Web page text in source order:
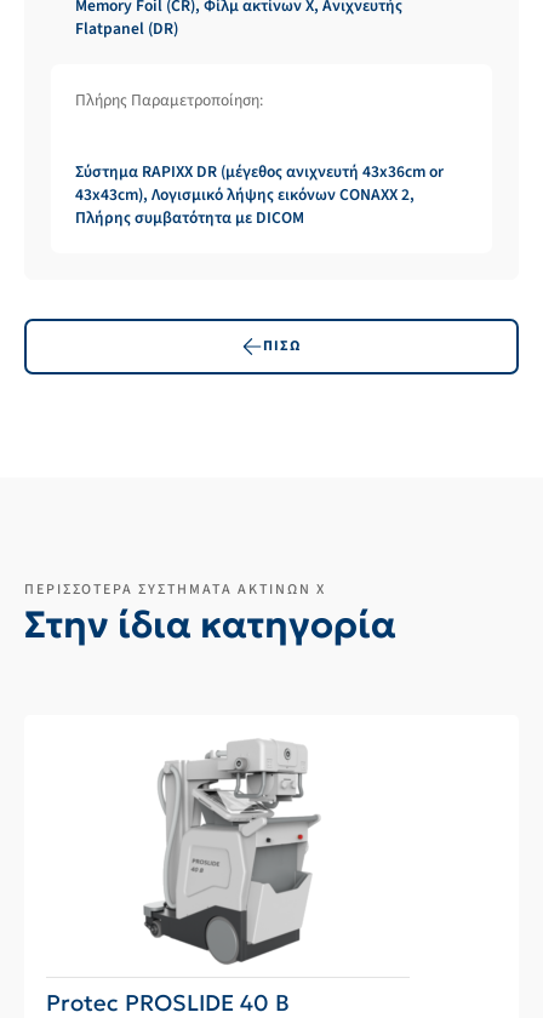
Memory Foil (CR), Φίλμ ακτίνων Χ, Ανιχνευτής
Flatpanel (DR)
Πλήρης Παραμετροποίηση:
Σύστημα RAPIXX DR (μέγεθος ανιχνευτή 43x36cm or
43x43cm), Λογισμικό λήψης εικόνων CONAXX 2,
Πλήρης συμβατότητα με DICOM
ΠΙΣΩ
ΠΕΡΙΣΣΟΤΕΡΑ ΣΥΣΤΗΜΑΤΑ ΑΚΤΙΝΩΝ Χ
Στην ίδια κατηγορία
Protec PROSLIDE 40 B